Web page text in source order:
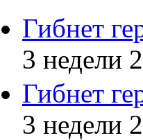
Гибнет
3 недели
Гибнет
3 недели